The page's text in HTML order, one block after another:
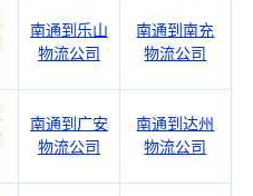
南通到乐山
物流公司
南通到南充
物流公司
南通到广安
物流公司
南通到达州
物流公司